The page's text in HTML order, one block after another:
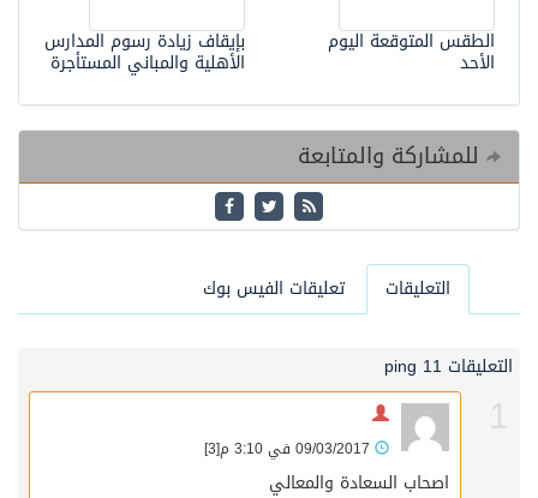
بإيقاف زيادة رسوم المدارس
الأهلية والمباني المستأجرة
الطقس المتوقعة اليوم
الأحد
للمشاركة والمتابعة
التعليقات تعليقات الفيس بوك
التعليقات 1 1 ping
1
[3]
اصحاب السعادة والمعالي